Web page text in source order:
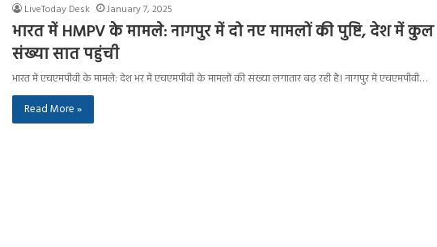
LiveToday Desk
January 7, 2025
भारत में HMPV के मामले: नागपुर में दो नए मामलों की पुष्टि, देश में कुल
संख्या सात पहुंची
भारत में एचएमपीवी के मामले: देश भर में एचएमपीवी के मामलों की संख्या लगातार बढ़ रही है। नागपुर में एचएमपीवी…
Read More »